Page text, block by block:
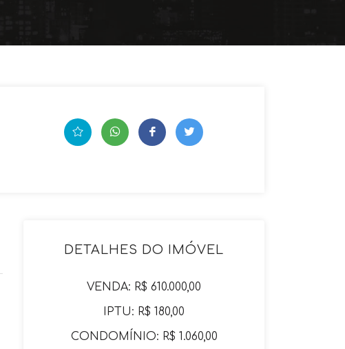
DETALHES DO IMÓVEL
VENDA: R$ 610.000,00
IPTU: R$ 180,00
CONDOMÍNIO: R$ 1.060,00